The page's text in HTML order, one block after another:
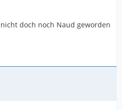
doch noch Naud geworden